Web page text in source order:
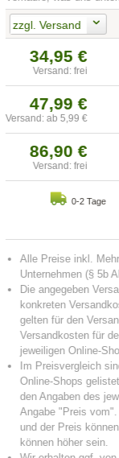
zzgl. Versand
34,95 €
Versand: frei
47,99 €
Versand: ab 5,99 €
86,90 €
Versand: frei
0-2 Tage